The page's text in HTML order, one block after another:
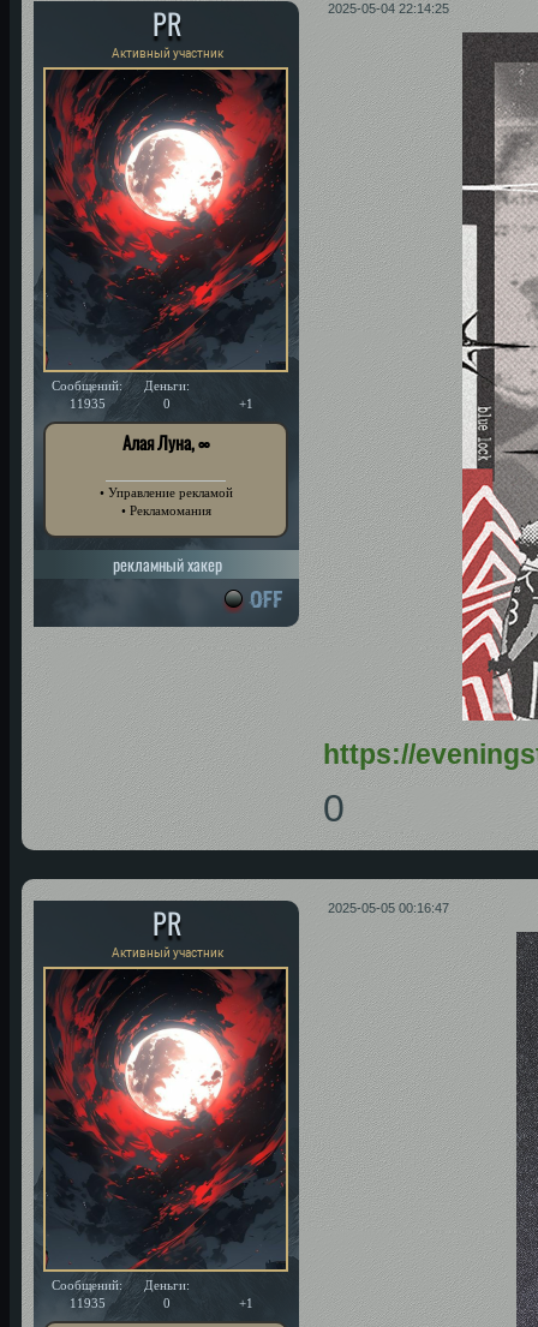
2025-05-04 22:14:25
PR
Активный участник
Сообщений:
11935
Деньги:
0
+1
Алая Луна, ∞
• Управление рекламой
• Рекламомания
рекламный хакер
https://
0
2025-05-05 00:16:47
PR
Активный участник
Сообщений:
11935
Деньги:
0
+1